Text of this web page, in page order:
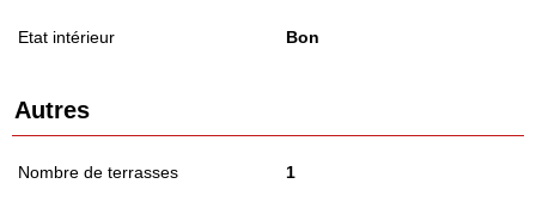
Etat intérieur Bon
Autres
Nombre de terrasses 1